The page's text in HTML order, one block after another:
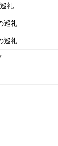
礼
巡礼
巡礼